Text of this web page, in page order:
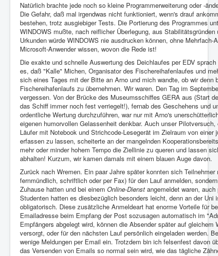
Natürlich brachte jede noch so kleine Programmerweiterung oder -
Die Gefahr, daß mal irgendwas nicht funktioniert, wenn's drauf
bestehen, trotz ausgiebiger Tests. Die Portierung des Programmes
WINDOWS mußte, nach reiflicher Überlegung, aus
Urkunden würde WINDOWS nie ausdrucken können, ohne Mehrfach-
Microsoft-Anwender wissen, wovon die Rede ist!
Die exakte und schnelle Auswertung des Deichlaufes per EDV
es, daß "Kalle" Michen, Organisator des Fischereihafenlaufes und
sich eines Tages mit der Bitte an Arno und mich wandte, ob wir denn
Fischereihafenlaufs zu übernehmen. Wir waren. Den Tag im
vergessen. Von der Brücke des Museumsschiffes GERA aus (Start
das Schiff immer noch fest verriegelt!), fernab des Geschehens und
ordentliche Wertung durchzuführen, war nur mit Arno's
eigenen humorvollen Gelassenheit denkbar. Auch unser
Läufer mit Notebook und Strichcode-Lesegerät im Zielraum von einer
erfassen zu lassen, scheiterte an der mangelnden
mehr oder minder hohem Tempo die Ziellinie zu queren und lassen
abhalten! Kurzum, wir kamen damals mit einem blauen Auge davon.
Zurück nach Wremen. Ein paar Jahre später konnten sich
fernmündlich, schriftlich oder per Fax) für den Lauf anmelden,
Zuhause hatten und bei einem Online-Dienst angemeldet waren,
Studenten hatten es diesbezüglich besonders leicht, denn an der Uni
obligatorisch. Diese zusätzliche Anmeldeart hat enorme Vorteile für
Emailadresse beim Empfang der Post sozusagen automatisch im
Empfängers abgelegt wird, können die Absender später auf gleichem
versorgt, oder für den nächsten Lauf persönlich eingeladen werden.
wenige Meldungen per Email ein. Trotzdem bin ich felsenfest davon
das Versenden von Emails so normal sein wird, wie das tägliche